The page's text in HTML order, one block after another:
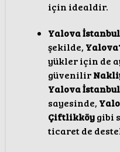
için idealdir.
Yalova
şekilde, Yalova
yükler için de
güvenilir
Yalova
sayesinde,
Çiftlikköygibi
ticaret de